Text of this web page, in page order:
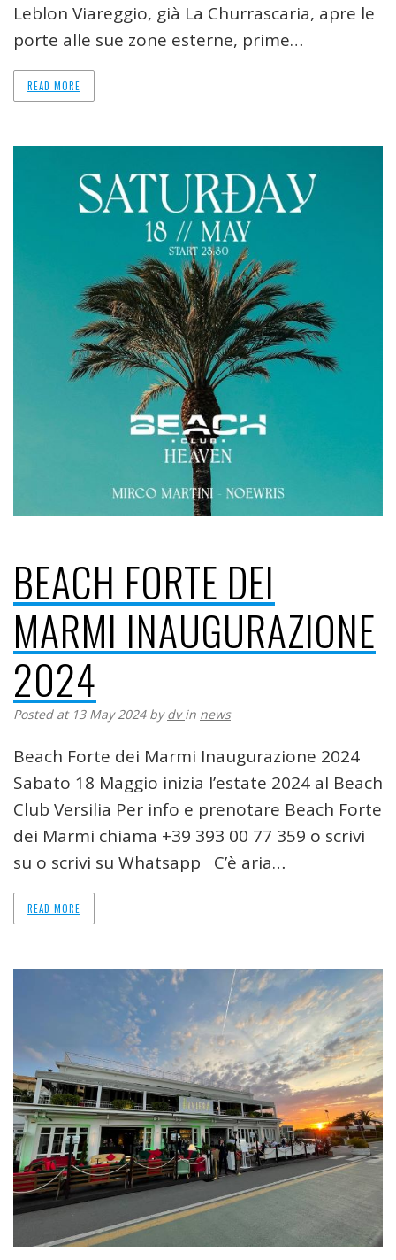
Leblon Viareggio, già La Churrascaria, apre le
porte alle sue zone esterne, prime…
READ MORE
BEACH FORTE DEI
MARMI INAUGURAZIONE
2024
Posted at 13 May 2024 bydvin news
Beach Forte dei Marmi Inaugurazione 2024
Sabato 18 Maggio inizia l’estate 2024 al Beach
Club Versilia Per info e prenotare Beach Forte
dei Marmi chiama +39 393 00 77 359 o scrivi
su o scrivi su Whatsapp C’è aria…
READ MORE